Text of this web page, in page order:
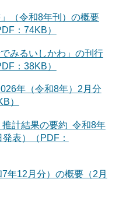
（令和8年刊）の概要
：74KB）
みるいしかわ」の刊行
：38KB）
年（令和8年）2月分
）
推計結果の要約 令和8年
表）（PDF：
年12月分）の概要（2月